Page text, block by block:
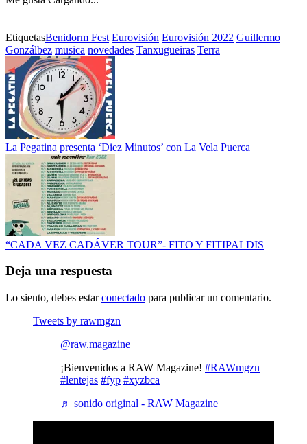
EtiquetasBenidorm Fest Eurovisión Eurovisión 2022 Guillermo
Gonzálbez musica novedades Tanxugueiras Terra
La Pegatina presenta ‘Diez Minutos’ con La Vela Puerca
“CADA VEZ CADÁVER TOUR”- FITO Y FITIPALDIS
Deja una respuesta
Lo siento, debes estarconectado para publicar un comentario.
Tweets by rawmgzn
@raw.magazine
¡Bienvenidos a RAW Magazine! #RAWmgzn
#lentejas #fyp #xyzbca
♬ sonido original - RAW Magazine